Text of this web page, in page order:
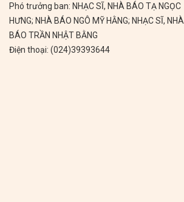
Phó trưởng ban: NHẠC SĨ, NHÀ BÁO TẠ NGỌC
HƯNG; NHÀ BÁO NGÔ MỸ HẰNG; NHẠC SĨ, NHÀ
BÁO TRẦN NHẬT BẰNG
Điện thoại: (024)39393644